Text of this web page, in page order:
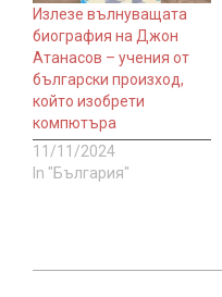
Излезе вълнуващата
биография на Джон
Атанасов – учения от
български произход,
който изобрети
компютъра
11/11/2024
In "България"